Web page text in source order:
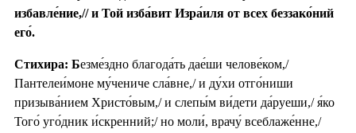
избавле́ние,// и Той изба́вит Изра́иля от всех беззако́ний
его́.
Стихира: Безме́здно благода́ть дае́ши челове́ком,/
Пантелеи́моне му́чениче сла́вне,/ и ду́хи отго́ниши
призыва́нием Христо́вым,/ и слепы́м ви́дети да́руеши,/ я́ко
Того́ уго́дник и́скренний;/ но моли́, врачу́ всеблаже́нне,/